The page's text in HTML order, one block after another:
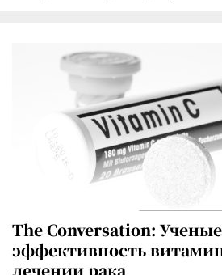
The Conversation:
эффективность
лечении рака